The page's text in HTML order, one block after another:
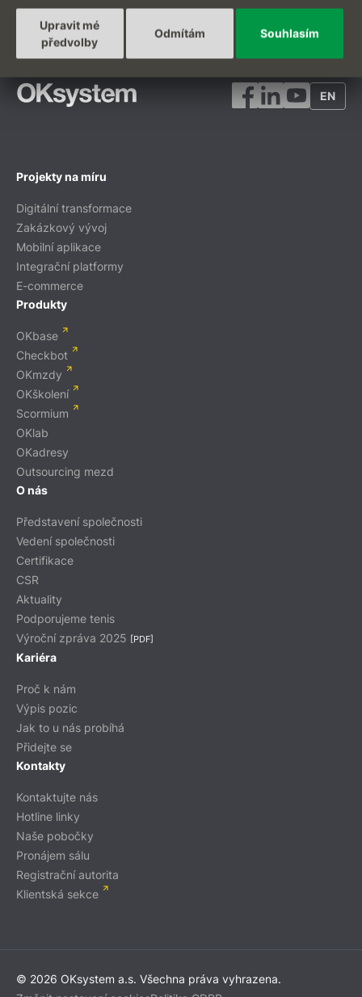
Souhlasím
Odmítám
Upravit mé
předvolby
EN
Projekty na míru
Digitální transformace
Zakázkový vývoj
Mobilní aplikace
Integrační platformy
E-commerce
Produkty
OKbase
Checkbot
OKmzdy
OKškolení
Scormium
OKlab
OKadresy
Outsourcing mezd
O nás
Představení společnosti
Vedení společnosti
Certifikace
CSR
Aktuality
Podporujeme tenis
Výroční zpráva 2025 [PDF]
Kariéra
Proč k nám
Výpis pozic
Jak to u nás probíhá
Přidejte se
Kontakty
Kontaktujte nás
Hotline linky
Naše pobočky
Pronájem sálu
Registrační autorita
Klientská sekce
© 2026 OKsystem a.s. Všechna práva vyhrazena.